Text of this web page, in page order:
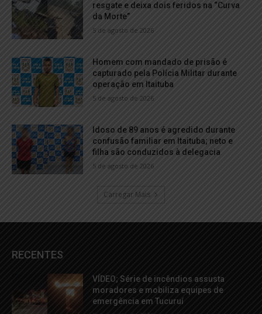
resgate e deixa dois feridos na “Curva
da Morte”
5 de agosto de 2026
Homem com mandado de prisão é
capturado pela Polícia Militar durante
operação em Itaituba
5 de agosto de 2026
Idoso de 89 anos é agredido durante
confusão familiar em Itaituba; neto e
filha são conduzidos à delegacia
5 de agosto de 2026
Carregar Mais
RECENTES
VÍDEO; Série de incêndios assusta
moradores e mobiliza equipes de
emergência em Tucuruí